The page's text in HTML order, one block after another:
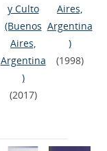
y Culto
(Buenos
Aires,
Argentina
)
(2017)
Aires,
Argentina
)
(1998)